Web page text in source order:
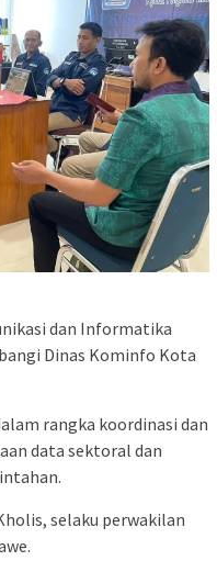
dan Informatika
Dinas Kominfo Kota
rangka koordinasi dan
data sektoral dan
selaku perwakilan